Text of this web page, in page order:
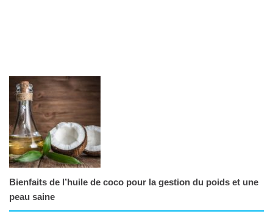
Bienfaits de l’huile de coco pour la gestion du poids et une
peau saine